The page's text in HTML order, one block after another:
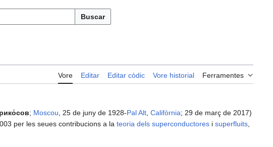
Buscar
Vore Editar Editar còdic Vore historial Ferramentes
; Moscou , 25 de juny de 1928-Pal Alt Califòrnia; 29 de març de 2017)
per les seues contribucions a la teoria dels superconductores i superfluits